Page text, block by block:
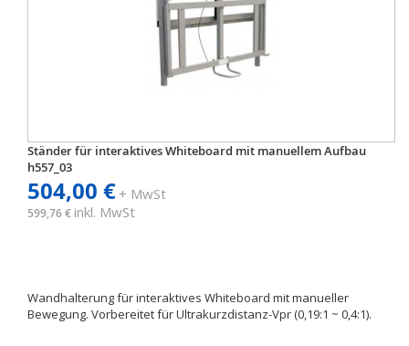
Ständer für interaktives Whiteboard mit manuellem Aufbau
h557_03
504,00 €+ MwSt
599,76 € inkl. MwSt
Wandhalterung für interaktives Whiteboard mit manueller
Bewegung. Vorbereitet für Ultrakurzdistanz-Vpr (0,19:1 ~ 0,4:1).